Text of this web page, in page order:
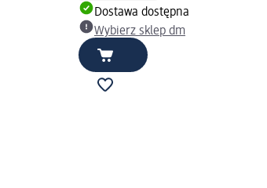
Dostawa dostępna
Wybierz sklep dm